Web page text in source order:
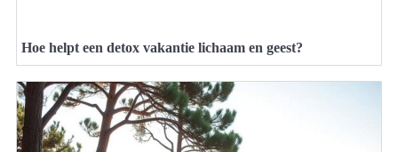
Hoe helpt een detox vakantie lichaam en geest?